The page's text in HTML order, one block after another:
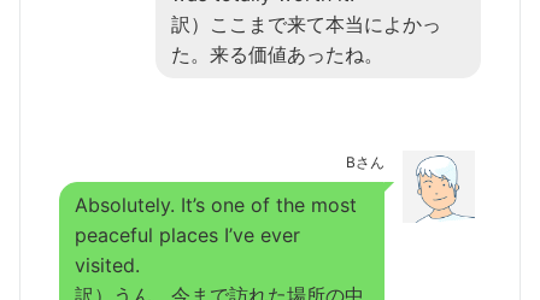
訳）ここまで来て本当によかっ
た。来る価値あったね。
Bさん
Absolutely. It’s one of the most
peaceful places I’ve ever
visited.
訳）うん、今まで訪れた場所の中